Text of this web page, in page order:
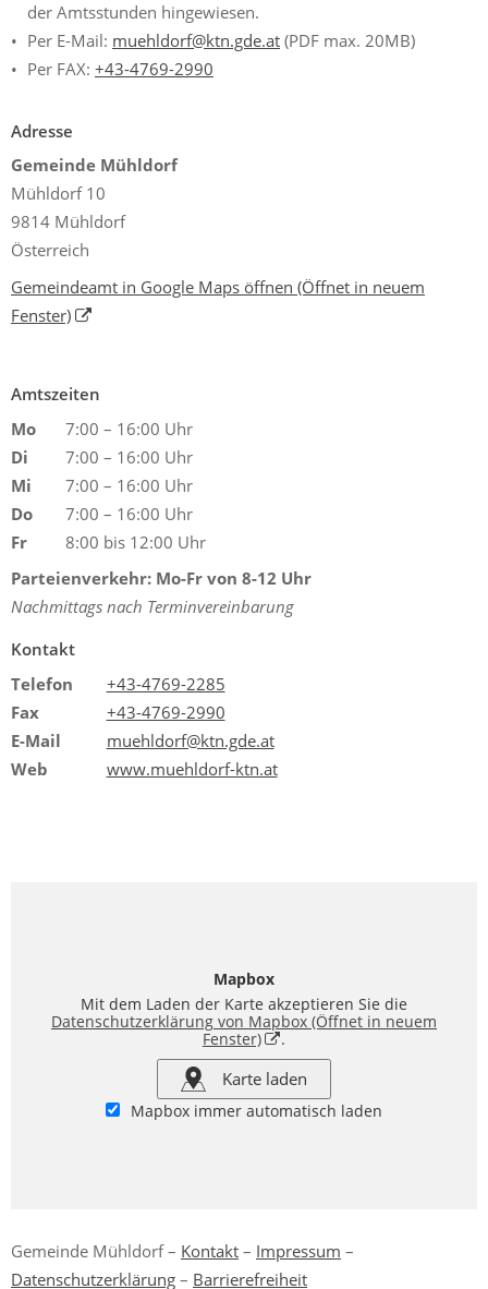
der Amtsstunden hingewiesen.
Per E-Mail: muehldorf@ktn.gde.at (PDF max. 20MB)
Per FAX: +43-4769-2990
Adresse
Gemeinde Mühldorf
Mühldorf 10
9814 Mühldorf
Österreich
Gemeindeamt in Google Maps öffnen (Öffnet in neuem
Fenster)
Amtszeiten
Mo
7:00 – 16:00 Uhr
Di
7:00 – 16:00 Uhr
Mi
7:00 – 16:00 Uhr
Do
7:00 – 16:00 Uhr
Fr
8:00 bis 12:00 Uhr
Parteienverkehr: Mo-Fr von 8-12 Uhr
Nachmittags nach Terminvereinbarung
Kontakt
Telefon
+43-4769-2285
Fax
+43-4769-2990
E-Mail
muehldorf@ktn.gde.at
Web
www.muehldorf-ktn.at
Mapbox
Mit dem Laden der Karte akzeptieren Sie die
Datenschutzerklärung von Mapbox (Öffnet in neuem
Fenster)
.
Karte laden
Mapbox immer automatisch laden
Gemeinde Mühldorf – Kontakt – Impressum –
Datenschutzerklärung – Barrierefreiheit